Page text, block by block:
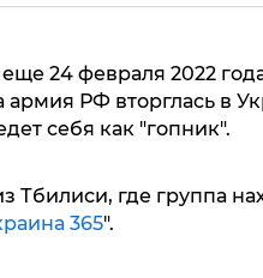
24 февраля 2022
РФ вторглась в
себя как "гопник".
Тбилиси, где группа
365".